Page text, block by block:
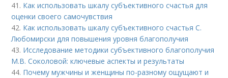
41. Как использовать шкалу субъективного счастья для
оценки своего самочувствия
42. Как использовать шкалу субъективного счастья С.
Любомирски для повышения уровня благополучия
43. Исследование методики субъективного благополучия
М.В. Соколовой: ключевые аспекты и результаты
44. Почему мужчины и женщины по-разному ощущают и